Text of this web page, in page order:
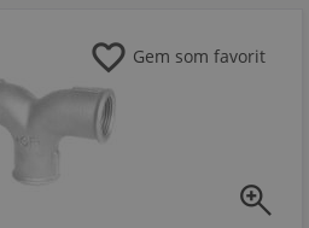
zoom_in
favorite Gem som favorit